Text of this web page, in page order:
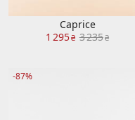
Caprice
1 295₴ 3 235₴
-87%